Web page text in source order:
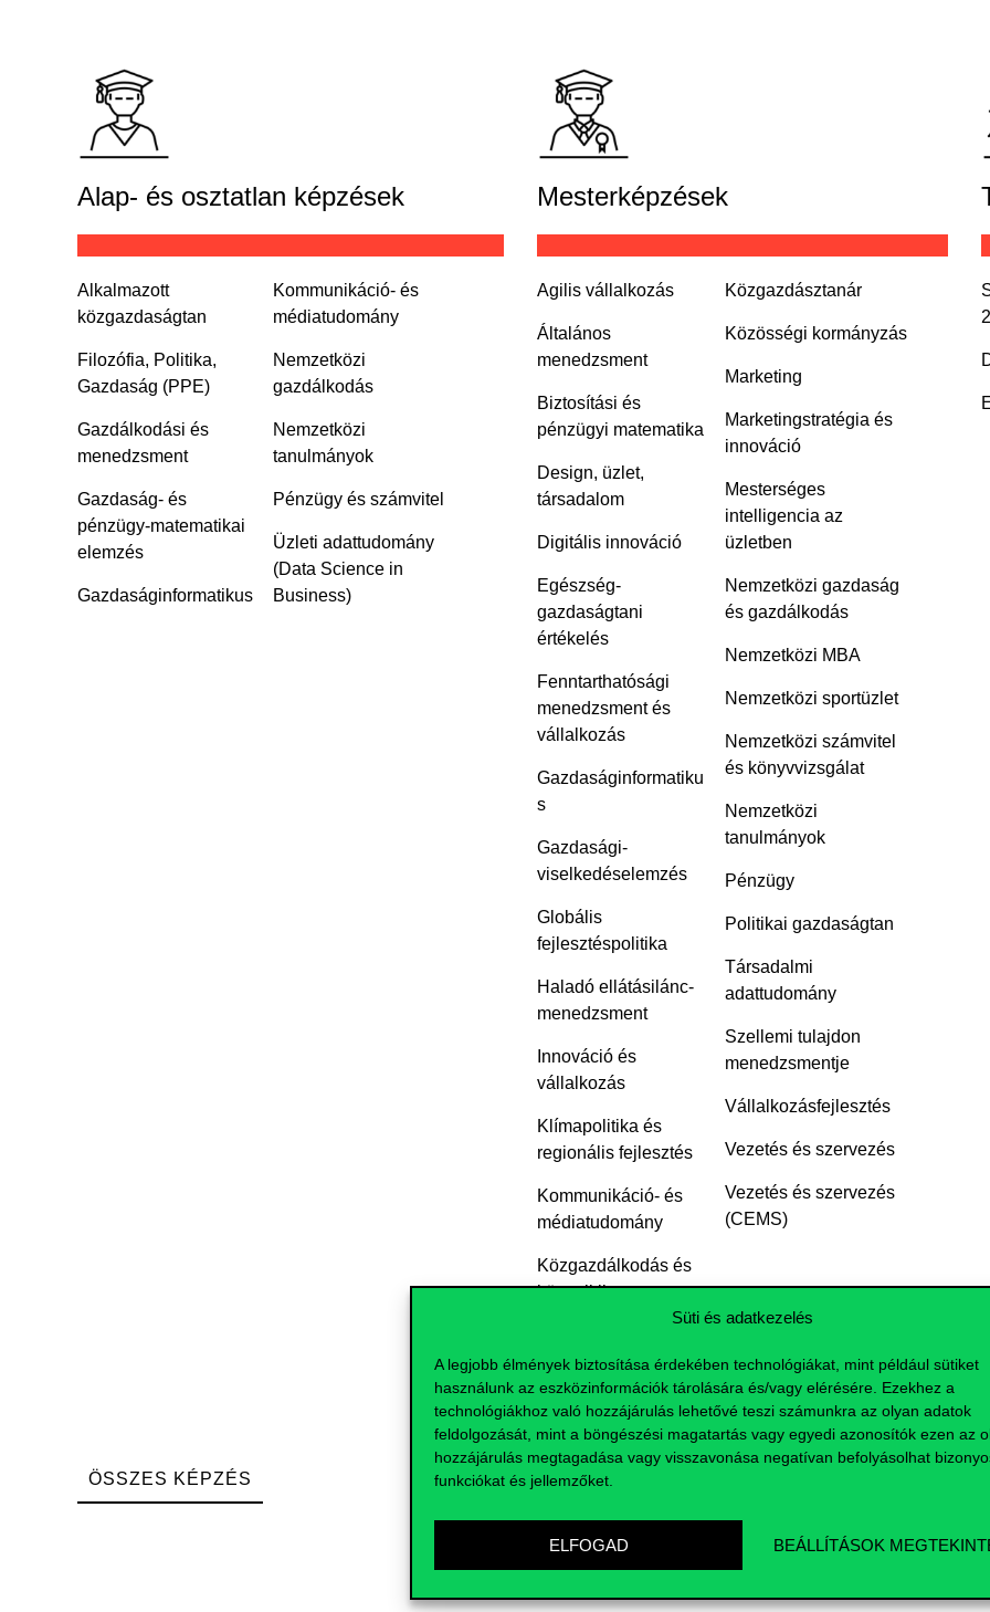
Süti és adatkezelés
A legjobb élmények biztosítása érdekében technológiákat, mint például sütiket
használunk az eszközinformációk tárolására és/vagy elérésére. Ezekhez a
technológiákhoz való hozzájárulás lehetővé teszi számunkra az olyan adatok
feldolgozását, mint a böngészési magatartás vagy egyedi azonosítók ezen az
hozzájárulás megtagadása vagy visszavonása negatívan befolyásolhat
funkciókat és jellemzőket.
ELFOGAD BEÁLLÍTÁSOK
Alap- és osztatlan képzések
Alkalmazott
közgazdaságtan
Filozófia, Politika,
Gazdaság (PPE)
Gazdálkodási és
menedzsment
Gazdaság- és
pénzügy-matematikai
elemzés
Gazdaságinformatikus‎
Kommunikáció- és
médiatudomány
Nemzetközi
gazdálkodás
Nemzetközi
tanulmányok
Pénzügy és számvitel
Üzleti adattudomány
(Data Science in
Business)
Mesterképzések
Agilis vállalkozás
Általános
menedzsment
Biztosítási és
pénzügyi matematika
Design, üzlet,
társadalom
Digitális innováció
Egészség-
gazdaságtani
értékelés
Fenntarthatósági
menedzsment és
vállalkozás
Gazdaságinformatiku
s
Gazdasági-
viselkedéselemzés
Globális
fejlesztéspolitika
Haladó ellátásilánc-
menedzsment
Innováció és
vállalkozás
Klímapolitika és
regionális fejlesztés
Kommunikáció- és
médiatudomány
Közgazdálkodás és
közpolitika
elemző
Közgazdásztanár
Közösségi kormányzás
Marketing
Marketingstratégia és
innováció
Mesterséges
intelligencia az
üzletben
Nemzetközi gazdaság
és gazdálkodás
Nemzetközi MBA
Nemzetközi sportüzlet
Nemzetközi számvitel
és könyvvizsgálat
Nemzetközi
tanulmányok
Pénzügy
Politikai gazdaságtan
Társadalmi
adattudomány
Szellemi tulajdon
menedzsmentje
Vállalkozásfejlesztés
Vezetés és szervezés
Vezetés és szervezés
(CEMS)
ÖSSZES KÉPZÉS